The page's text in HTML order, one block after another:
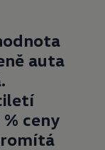
auta
% ceny